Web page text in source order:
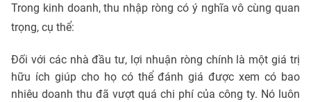
Trong kinh doanh, thu nhập ròng có ý nghĩa vô cùng quan
trọng, cụ thể:
Đối với các nhà đầu tư, lợi nhuận ròng chính là một giá trị
hữu ích giúp cho họ có thể đánh giá được xem có bao
nhiêu doanh thu đã vượt quá chi phí của công ty. Nó luôn